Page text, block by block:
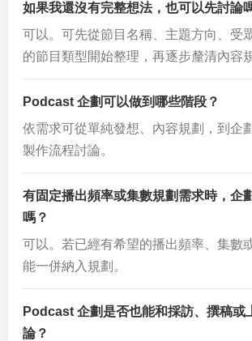
如果我還沒有完整想法，也可以先討論
可以。可先從節目名稱、主題方向、受
的節目類型開始整理，再逐步釐清內容
Podcast 企劃可以做到哪些階段？
依需求可從單純發想、內容規劃，到企
製作流程討論。
有固定播出頻率或集數規劃需求時，企
嗎？
可以。若已經有希望的播出頻率、集數
能一併納入規劃。
Podcast 企劃是否也能和採訪、撰稿或
論？